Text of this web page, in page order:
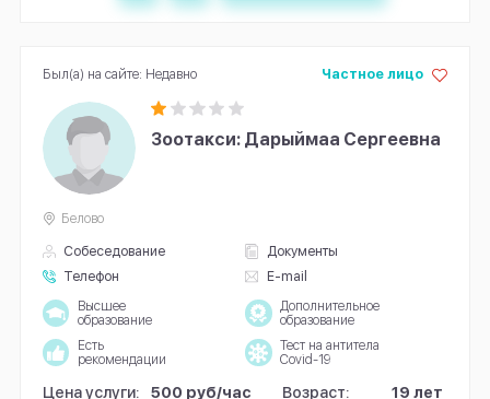
Зоотакси: Дарыймаа Сергеевна
Собеседование
Документы
Телефон
E-mail
Частное лицо
Белово
Высшее
образование
Дополнительное
образование
Есть
рекомендации
Тест на антитела
Covid-19
Цена услуги: 500 руб/час Возраст: 19 лет
Был(а) на сайте: Недавно